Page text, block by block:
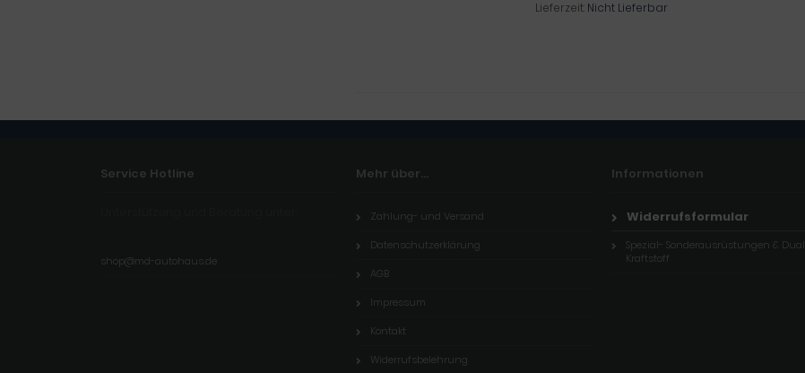
Lieferzeit: Nicht Lieferbar
Service Hotline
shop@md-autohaus.de
Mehr über...
Zahlung- und Versand
Datenschutzerklärung
AGB
Impressum
Kontakt
Widerrufsbelehrung
Informationen
Widerrufsformular
Spezial- Sonderausrüstungen & Dual
Kraftstoff